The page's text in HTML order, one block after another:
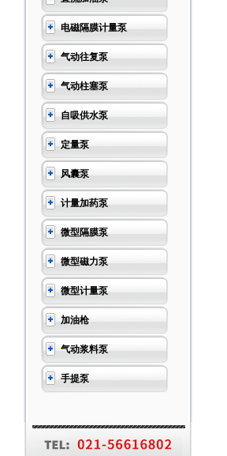
电磁隔膜计量泵
气动往复泵
气动柱塞泵
自吸供水泵
定量泵
风囊泵
计量加药泵
微型隔膜泵
微型磁力泵
微型计量泵
加油枪
气动浆料泵
手提泵